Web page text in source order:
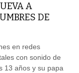
A
DE
en redes
con sonido de
13 años y su papa